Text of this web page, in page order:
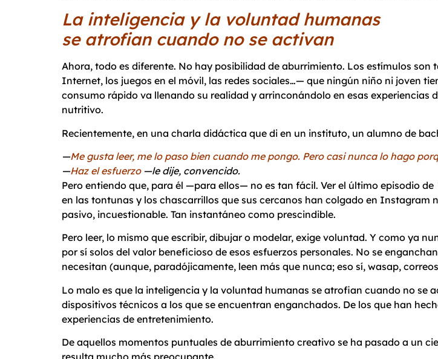
La inteligencia y la voluntad humanas
se atrofian cuando no se activan
Ahora, todo es diferente. No hay posibilidad de aburrimiento. Los estímulos
Internet, los juegos en el móvil, las redes sociales…— que ningún niño ni joven
consumo rápido va llenando su realidad y arrinconándolo en esas
nutritivo.
Recientemente, en una charla didáctica que di en un instituto, un alumno de
—Me gusta leer, me lo paso bien cuando me pongo. Pero casi nunca lo hago
—Haz el esfuerzo—le dije, convencido.
Pero entiendo que, para él —para ellos— no es tan fácil. Ver el último episodio de
en las tontunas y los chascarrillos que sus cercanos han colgado en Instagram
pasivo, incuestionable. Tan instantáneo como prescindible.
Pero leer, lo mismo que escribir, dibujar o modelar, exige voluntad. Y como ya
por sí solos del valor beneficioso de esos esfuerzos personales. No se
necesitan (aunque, paradójicamente, leen más que nunca; eso sí, wasap,
Lo malo es que la inteligencia y la voluntad humanas se atrofian cuando no se
dispositivos técnicos a los que se encuentran enganchados. De los que han
experiencias de entretenimiento.
De aquellos momentos puntuales de aburrimiento creativo se ha pasado a un